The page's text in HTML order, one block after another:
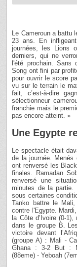
Le Cameroun a battu
23 ans. En
journées, les Lions
derniers, qui ne
l'été prochain. Sans
Song ont fini par
pour ouvrir le score
vu sur le terrain le
fait, c’est-à-dire
sélectionneur
franchie mais le
pas encore atteint. »
Une Egypte
Le spectacle était
de la journée. Menés
ont renversé les
finales. Ramadan
renversé une
minutes de la partie.
sous certaines
Tanko battre le
contre l'Egypte.
la Côte d’Ivoire (0-
dans le groupe B.
victoire devant
(groupe A) : Mali -
Ghana : 3-2 But :
(88eme) - Yeboah